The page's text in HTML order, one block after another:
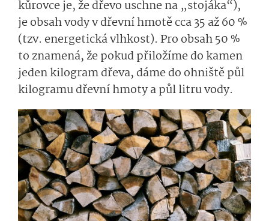
kůrovce je, že dřevo uschne na „stojáka“),
je obsah vody v dřevní hmotě cca 35 až 60 %
(tzv. energetická vlhkost). Pro obsah 50 %
to znamená, že pokud přiložíme do kamen
jeden kilogram dřeva, dáme do ohniště půl
kilogramu dřevní hmoty a půl litru vody.